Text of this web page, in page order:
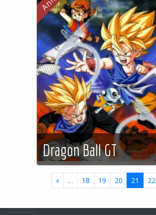
Dragon Ball GT
Dix années sont passées
depuis la fin de Dragon Ball Z
s'apprêtant à formuler un
« … 18 19 20 21 22